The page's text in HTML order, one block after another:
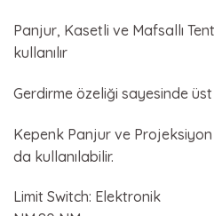
Panjur, Kasetli ve Mafsallı
kullanılır
Gerdirme özeliği sayesinde
Kepenk Panjur ve
da kullanılabilir.
Limit Switch: Elektronik